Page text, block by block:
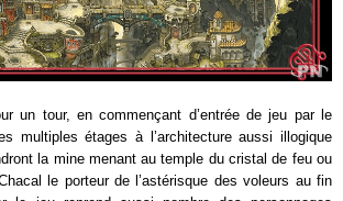
un tour, en commençant d’entrée de jeu par le
multiples étages à l’architecture aussi illogique
la mine menant au temple du cristal de feu ou
le porteur de l’astérisque des voleurs au fin